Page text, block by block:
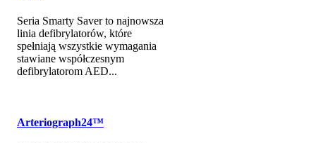
Seria Smarty Saver to najnowsza
linia defibrylatorów, które
spełniają wszystkie wymagania
stawiane współczesnym
defibrylatorom AED...
Arteriograph24™